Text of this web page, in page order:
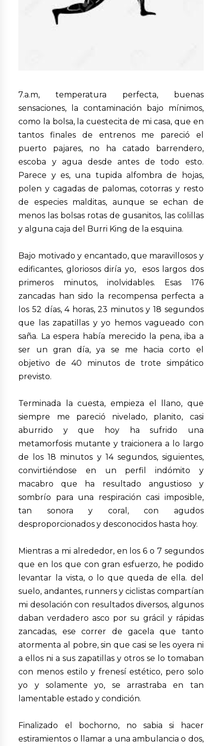
7.a.m, temperatura perfecta, buenas
sensaciones, la contaminación bajo mínimos,
como la bolsa, la cuestecita de mi casa, que en
tantos finales de entrenos me pareció el
puerto pajares, no ha catado barrendero,
escoba y agua desde antes de todo esto.
Parece y es, una tupida alfombra de hojas,
polen y cagadas de palomas, cotorras y resto
de especies malditas, aunque se echan de
menos las bolsas rotas de gusanitos, las colillas
y alguna caja del Burri King de la esquina.
Bajo motivado y encantado, que maravillosos y
edificantes, gloriosos diría yo, esos largos dos
primeros minutos, inolvidables. Esas 176
zancadas han sido la recompensa perfecta a
los 52 días, 4 horas, 23 minutos y 18 segundos
que las zapatillas y yo hemos vagueado con
saña. La espera había merecido la pena, iba a
ser un gran día, ya se me hacia corto el
objetivo de 40 minutos de trote simpático
previsto.
Terminada la cuesta, empieza el llano, que
siempre me pareció nivelado, planito, casi
aburrido y que hoy ha sufrido una
metamorfosis mutante y traicionera a lo largo
de los 18 minutos y 14 segundos, siguientes,
convirtiéndose en un perfil indómito y
macabro que ha resultado angustioso y
sombrío para una respiración casi imposible,
tan sonora y coral, con agudos
desproporcionados y desconocidos hasta hoy.
Mientras a mi alrededor, en los 6 o 7 segundos
que en los que con gran esfuerzo, he podido
levantar la vista, o lo que queda de ella. del
suelo, andantes, runners y ciclistas compartían
mi desolación con resultados diversos, algunos
daban verdadero asco por su grácil y rápidas
zancadas, ese correr de gacela que tanto
atormenta al pobre, sin que casi se les oyera ni
a ellos ni a sus zapatillas y otros se lo tomaban
con menos estilo y frenesí estético, pero solo
yo y solamente yo, se arrastraba en tan
lamentable estado y condición.
Finalizado el bochorno, no sabia si hacer
estiramientos o llamar a una ambulancia o dos,